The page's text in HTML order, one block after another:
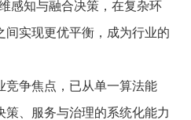
感知与融合决策，在复杂环
间实现更优平衡，成为行业的
争焦点，已从单一算法能
策、服务与治理的系统化能力